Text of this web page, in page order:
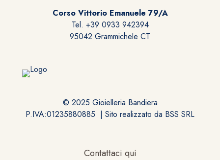
Corso Vittorio Emanuele 79/A
Tel. +39 0933 942394
95042 Grammichele CT
© 2025 Gioielleria Bandiera
P.IVA:01235880885 | Sito realizzato da BSS SRL
Contattaci qui